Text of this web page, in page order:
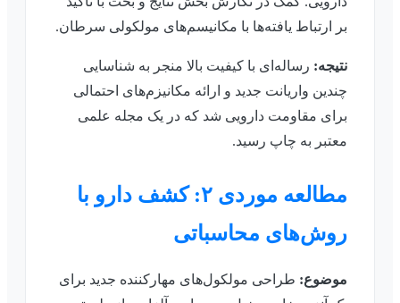
بر ارتباط یافته‌ها با مکانیسم‌های مولکولی سرطان.
نتیجه: رساله‌ای با کیفیت بالا منجر به شناسایی
چندین واریانت جدید و ارائه مکانیزم‌های احتمالی
برای مقاومت دارویی شد که در یک مجله علمی
معتبر به چاپ رسید.
مطالعه موردی ۲: کشف دارو با
روش‌های محاسباتی
موضوع: طراحی مولکول‌های مهارکننده جدید برای